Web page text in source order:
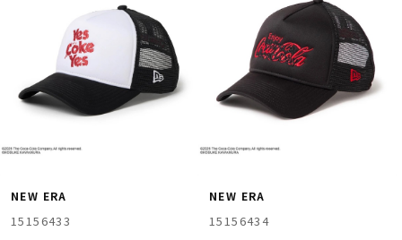
NEW ERA
15156433
NEW ERA
15156434